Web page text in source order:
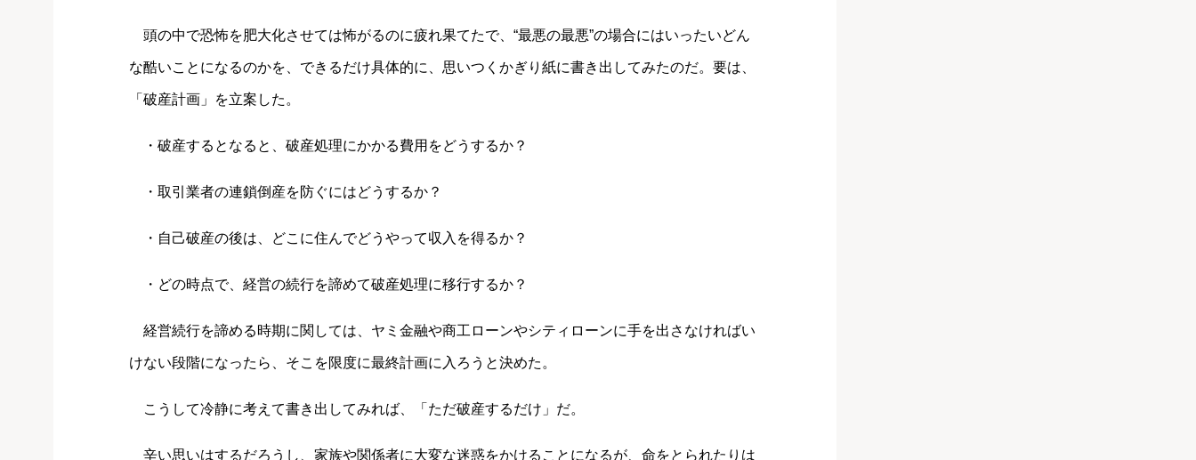
頭の中で恐怖を肥大化させては怖がるのに疲れ果てたで、“最悪の最悪”の場合にはいったいどん
な酷いことになるのかを、できるだけ具体的に、思いつくかぎり紙に書き出してみたのだ。要は、
「破産計画」を立案した。
・破産するとなると、破産処理にかかる費用をどうするか？
・取引業者の連鎖倒産を防ぐにはどうするか？
・自己破産の後は、どこに住んでどうやって収入を得るか？
・どの時点で、経営の続行を諦めて破産処理に移行するか？
経営続行を諦める時期に関しては、ヤミ金融や商工ローンやシティローンに手を出さなければい
けない段階になったら、そこを限度に最終計画に入ろうと決めた。
こうして冷静に考えて書き出してみれば、「ただ破産するだけ」だ。
辛い思いはするだろうし、家族や関係者に大変な迷惑をかけることになるが、命をとられたりは